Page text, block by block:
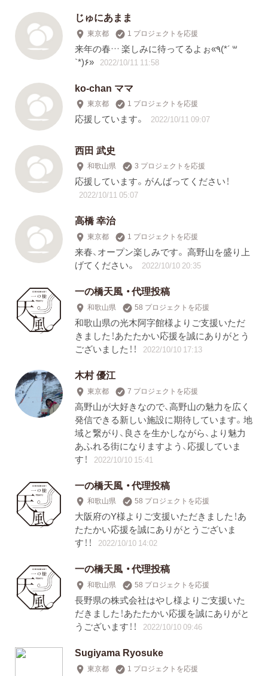
じゅにあまま
東京都 1 プロジェクトを応援
来年の春… 楽しみに待ってるよぉ«٩(*´ ꒳
`*)۶» 2022/10/11 11:58
ko-chan ママ
東京都 1 プロジェクトを応援
応援しています。 2022/10/11 09:07
西田 武史
和歌山県 3 プロジェクトを応援
応援しています。がんばってください！
2022/10/11 05:07
高橋 幸治
東京都 1 プロジェクトを応援
来春、オープン楽しみです。 高野山を盛り上
げてください。
2022/10/10 20:35
一の橋天風 ・代理投稿
和歌山県 58 プロジェクトを応援
和歌山県の光木阿字館様よりご支援いただ
きました！あたたかい応援を誠にありがとう
ございました！！
2022/10/10 17:13
木村 優江
東京都 7 プロジェクトを応援
高野山が大好きなので、高野山の魅力を広く
発信できる新しい施設に期待しています。地
域と繋がり、良さを生かしながら、より魅力
あふれる街になりますよう、応援していま
す！
2022/10/10 15:41
一の橋天風 ・代理投稿
和歌山県 58 プロジェクトを応援
大阪府のY様よりご支援いただきました！あ
たたかい応援を誠にありがとうございま
す！！
2022/10/10 14:02
一の橋天風 ・代理投稿
和歌山県 58 プロジェクトを応援
長野県の株式会社はやし様よりご支援いた
だきました！あたたかい応援を誠にありがと
うございます！！
2022/10/10 09:46
Sugiyama Ryosuke
東京都 1 プロジェクトを応援